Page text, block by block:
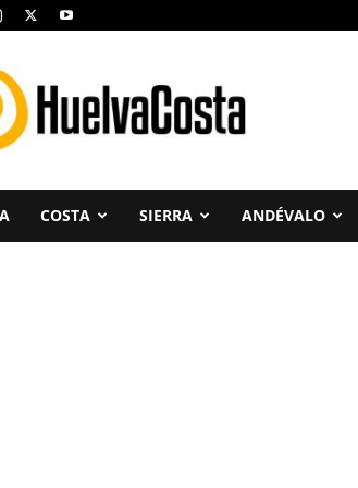
COSTA SIERRA ANDÉVALO